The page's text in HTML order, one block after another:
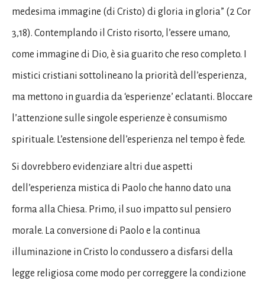
medesima immagine (di Cristo) di gloria in gloria” (2 Cor
3,18). Contemplando il Cristo risorto, l’essere umano,
come immagine di Dio, è sia guarito che reso completo. I
mistici cristiani sottolineano la priorità dell’esperienza,
ma mettono in guardia da ‘esperienze’ eclatanti. Bloccare
l’attenzione sulle singole esperienze è consumismo
spirituale. L’estensione dell’esperienza nel tempo è fede.
Si dovrebbero evidenziare altri due aspetti
dell’esperienza mistica di Paolo che hanno dato una
forma alla Chiesa. Primo, il suo impatto sul pensiero
morale. La conversione di Paolo e la continua
illuminazione in Cristo lo condussero a disfarsi della
legge religiosa come modo per correggere la condizione